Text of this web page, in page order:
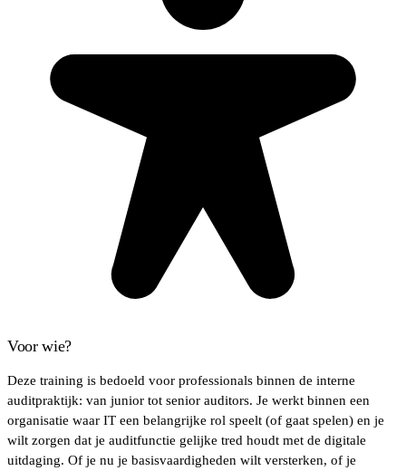
Voor wie?
Deze training is bedoeld voor professionals binnen de interne
auditpraktijk: van junior tot senior auditors. Je werkt binnen een
organisatie waar IT een belangrijke rol speelt (of gaat spelen) en je
wilt zorgen dat je auditfunctie gelijke tred houdt met de digitale
uitdaging. Of je nu je basisvaardigheden wilt versterken, of je